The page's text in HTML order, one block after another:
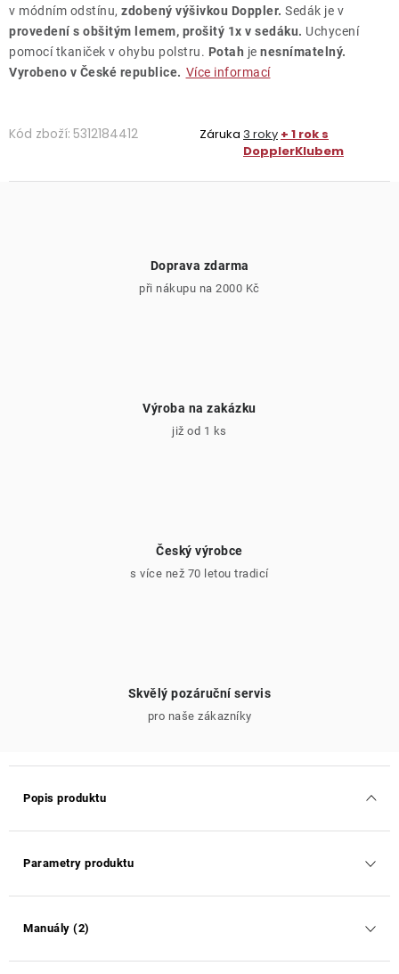
v módním odstínu, zdobený výšivkou Doppler. Sedák je v
provedení s obšitým lemem, prošitý 1x v sedáku. Uchycení
pomocí tkaniček v ohybu polstru. Potah je nesnímatelný.
Vyrobeno v České republice. Více informací
Kód zboží: 5312184412 Záruka 3 roky + 1 rok s
DopplerKlubem
Doprava zdarma
při nákupu na 2000 Kč
Výroba na zakázku
již od 1 ks
Český výrobce
s více než 70 letou tradicí
Skvělý pozáruční servis
pro naše zákazníky
Popis produktu
Parametry produktu
Manuály (2)